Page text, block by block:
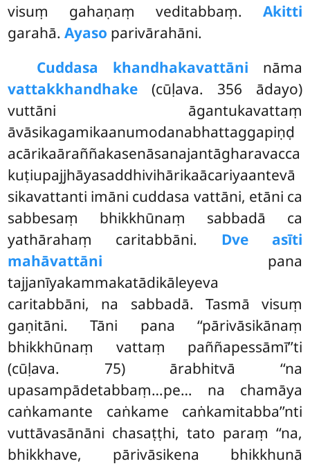
visuṃ gahaṇaṃ veditabbaṃ. Akitti
garahā.Ayaso parivārahāni.
Cuddasa khandhakavattāni nāma
vattakkhandhake (cūḷava. 356 ādayo)
vuttāni āgantukavattaṃ
āvāsikagamikaanumodanabhattaggapiṇḍ
acārikaāraññakasenāsanajantāgharavacca
kuṭiupajjhāyasaddhivihārikaācariyaantevā
sikavattanti imāni cuddasa vattāni, etāni ca
sabbesaṃ bhikkhūnaṃ sabbadā ca
yathārahaṃ caritabbāni. Dve asīti
mahāvattāni pana
tajjanīyakammakatādikāleyeva
caritabbāni, na sabbadā. Tasmā visuṃ
gaṇitāni. Tāni pana ‘‘pārivāsikānaṃ
bhikkhūnaṃ vattaṃ paññapessāmī’’ti
(cūḷava. 75) ārabhitvā ‘‘na
upasampādetabbaṃ…pe… na chamāya
caṅkamante caṅkame caṅkamitabba’’nti
vuttāvasānāni chasaṭṭhi, tato paraṃ ‘‘na,
bhikkhave, pārivāsikena bhikkhunā